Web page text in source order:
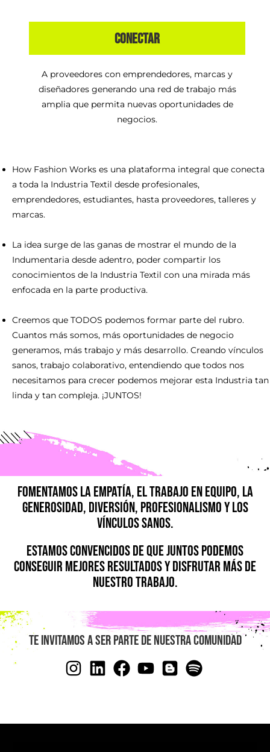
CONECTAR
A proveedores con emprendedores, marcas y
diseñadores generando una red de trabajo más
amplia que permita nuevas oportunidades de
negocios.
How Fashion Works es una plataforma integral que conecta
a toda la Industria Textil desde profesionales,
emprendedores, estudiantes, hasta proveedores, talleres y
marcas.
La idea surge de las ganas de mostrar el mundo de la
Indumentaria desde adentro, poder compartir los
conocimientos de la Industria Textil con una mirada más
enfocada en la parte productiva.
Creemos que TODOS podemos formar parte del rubro.
Cuantos más somos, más oportunidades de negocio
generamos, más trabajo y más desarrollo. Creando vínculos
sanos, trabajo colaborativo, entendiendo que todos nos
necesitamos para crecer podemos mejorar esta Industria tan
linda y tan compleja. ¡JUNTOS!
Fomentamos la empatía, el trabajo en equipo, la
generosidad, diversión, profesionalismo y los
vínculos sanos.
Estamos convencidos de queJUNTOSpodemos
conseguir mejores resultados y disfrutar más de
nuestro trabajo.
Te invitamos a ser parte de nuestra comunidad